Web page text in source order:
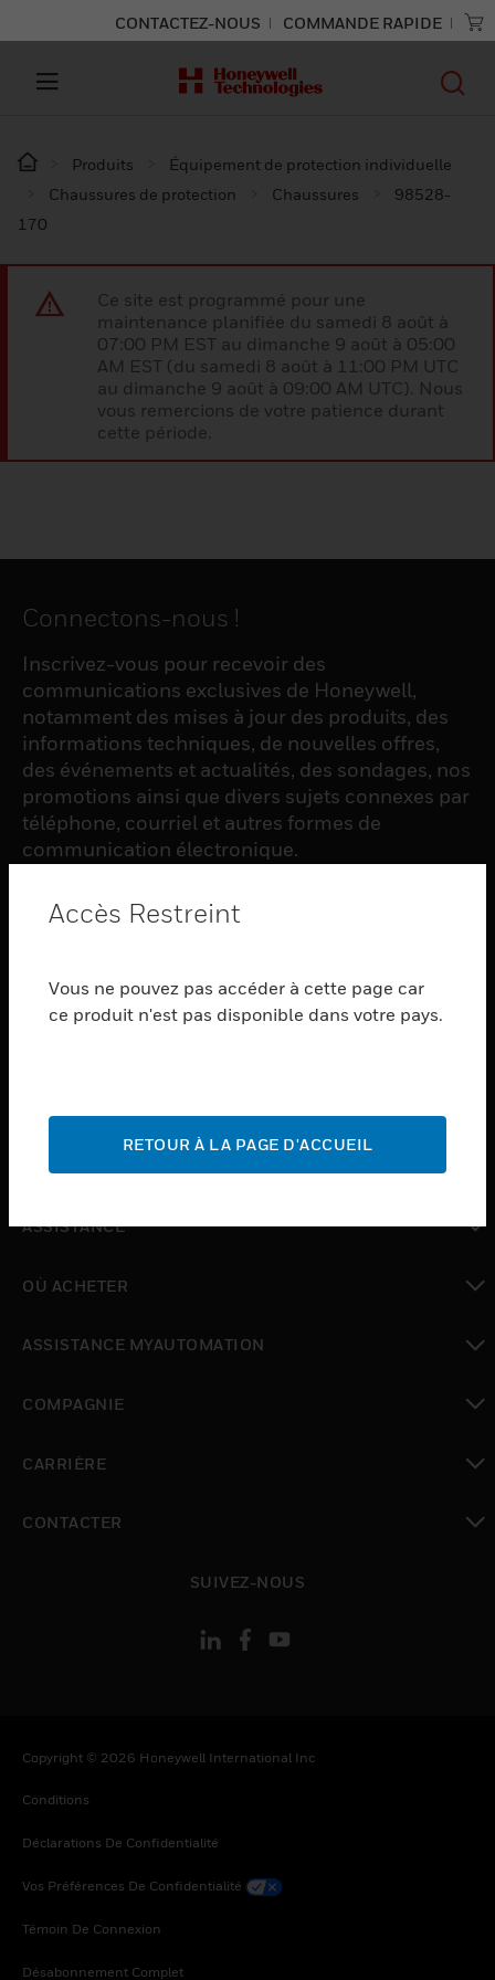
CONTACTEZ-NOUS COMMANDE RAPIDE
Produits
Équipement de protection individuelle
Chaussures de protection
Chaussures
98528-
170
Ce site est programmé pour une
maintenance planifiée du samedi 8 août à
07:00 PM EST au dimanche 9 août à 05:00
AM EST (du samedi 8 août à 11:00 PM UTC
au dimanche 9 août à 09:00 AM UTC). Nous
vous remercions de votre patience durant
cette période.
Connectons-nous !
Inscrivez-vous pour recevoir des
communications exclusives de Honeywell,
notamment des mises à jour des produits, des
informations techniques, de nouvelles offres,
des événements et actualités, des sondages, nos
promotions ainsi que divers sujets connexes par
téléphone, courriel et autres formes de
communication électronique.
S'INSCRIRE
PRODUCTS
toggle view
INDUSTRIES
ASSISTANCE
OÙ ACHETER
ASSISTANCE MYAUTOMATION
COMPAGNIE
CARRIÈRE
CONTACTER
SUIVEZ-NOUS
Copyright © 2026 Honeywell International Inc
Conditions
Déclarations De Confidentialité
Vos Préférences De Confidentialité
Témoin De Connexion
Désabonnement Complet
Accès Restreint
Vous ne pouvez pas accéder à cette page car
ce produit n'est pas disponible dans votre pays.
RETOUR À LA PAGE D'ACCUEIL